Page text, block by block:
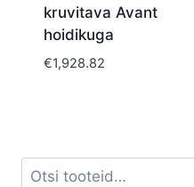
kruvitava Avant
hoidikuga
€1,928.82
Otsi: